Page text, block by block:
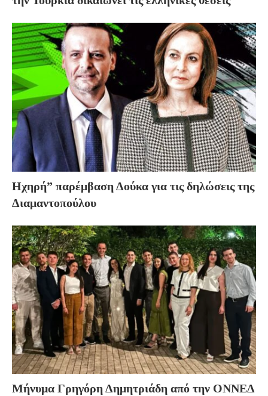
Ηχηρή” παρέμβαση Δούκα για τις δηλώσεις της
Διαμαντοπούλου
Μήνυμα Γρηγόρη Δημητριάδη από την ΟΝΝΕΔ